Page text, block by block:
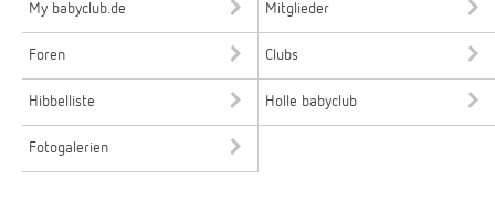
My babyclub.de Mitglieder
Foren Clubs
Hibbelliste Holle babyclub
Fotogalerien